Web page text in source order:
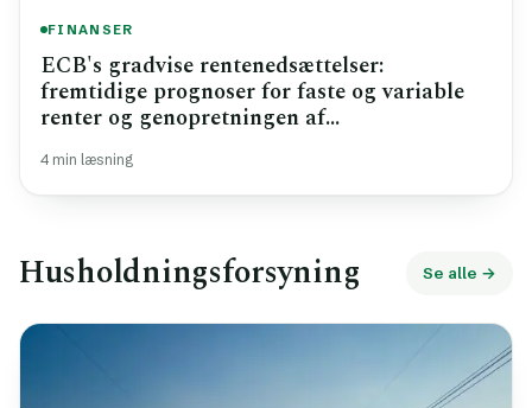
FINANSER
ECB's gradvise rentenedsættelser:
fremtidige prognoser for faste og variable
renter og genopretningen af
ejendomsmarkedet
4 min læsning
Husholdningsforsyning Se alle →